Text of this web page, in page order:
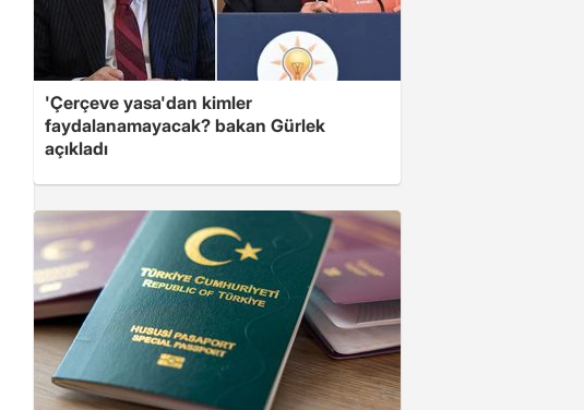
'Çerçeve yasa'dan kimler
faydalanamayacak? bakan Gürlek
açıkladı